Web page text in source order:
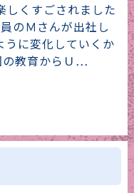
くすごされました
のＭさんが出社し
に変化していくか
教育からＵ…